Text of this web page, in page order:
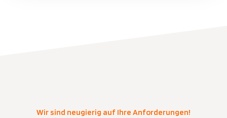
Wir sind neugierig auf Ihre Anforderungen!